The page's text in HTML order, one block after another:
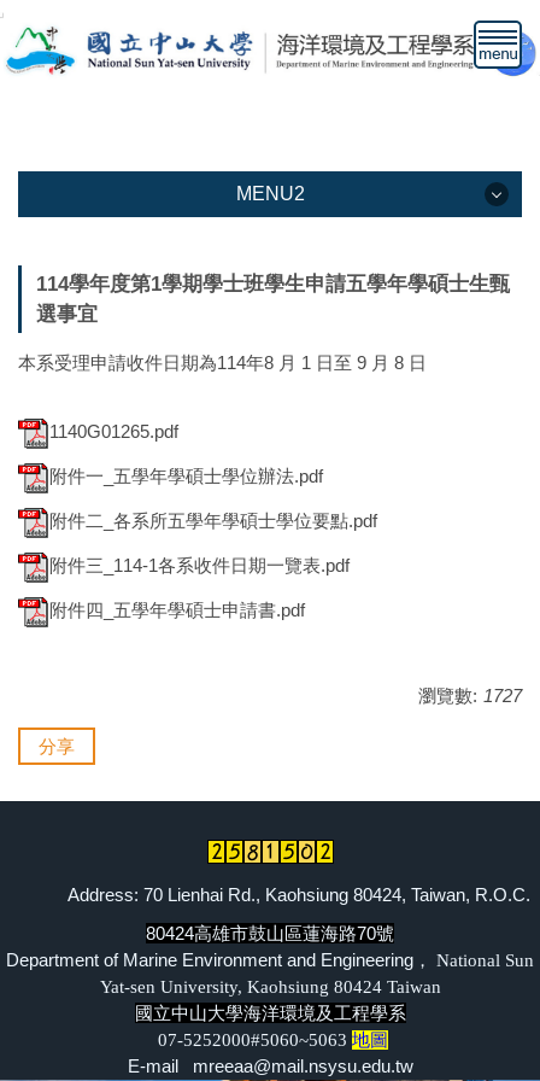
到
主
區
MENU2
本系介紹
教學資訊
教職人員
下載專區
高中生專區網頁
離岸風電海事工程碩士班網頁
海事工程學程網頁
臉書專區
114學年度第1學期學士班學生申請五學年學碩士生甄
選事宜
本系受理申請收件日期為114年8 月 1 日至 9 月 8 日
1140G01265.pdf
附件一_五學年學碩士學位辦法.pdf
附件二_各系所五學年學碩士學位要點.pdf
附件三_114-1各系收件日期一覽表.pdf
附件四_五學年學碩士申請書.pdf
瀏覽數: 1727
分享
Address: 70 Lienhai Rd., Kaohsiung 80424, Taiwan, R.O.C.
80424高雄市鼓山區蓮海路70號
Department of Marine Environment and Engineering，
National Sun
Yat-sen University, Kaohsiung 80424 Taiwan
國立中山大學海洋環境及工程學系
07-5252000#5060~5063 地圖
E-mail mreeaa@mail.nsysu.edu.tw